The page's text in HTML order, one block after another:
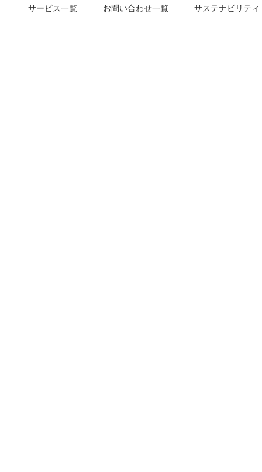
サービス一覧 お問い合わせ一覧 サステナビリティ